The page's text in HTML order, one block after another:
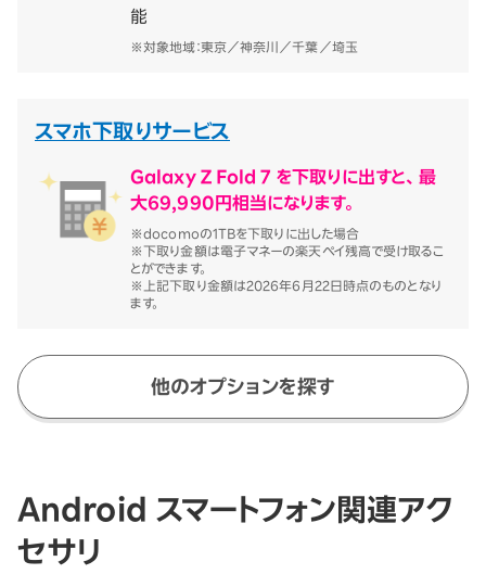
能
※対象地域：東京／神奈川／千葉／埼玉
スマホ下取りサービス
Galaxy Z Fold 7 を下取りに出すと、最
大69,990円相当になります。
※docomoの1TBを下取りに出した場合
※下取り金額は電子マネーの楽天ペイ残高で受け取るこ
とができます。
※上記下取り金額は2026年6月22日時点のものとなり
ます。
他のオプションを探す
Android スマートフォン関連アク
セサリ